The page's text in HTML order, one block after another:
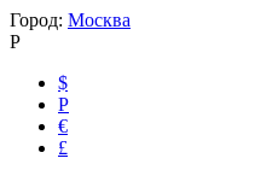
Город: Москва
Р
$
Р
€
£